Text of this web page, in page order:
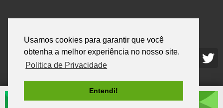
Usamos cookies para garantir que você
obtenha a melhor experiência no nosso site.
Politica de Privacidade
Entendi!